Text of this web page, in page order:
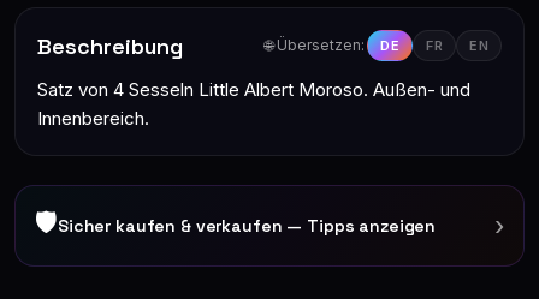
Beschreibung 🌐 Übersetzen: DE FR EN
Satz von 4 Sesseln Little Albert Moroso. Außen- und
Innenbereich.
🛡Sicher kaufen & verkaufen — Tipps anzeigen ›